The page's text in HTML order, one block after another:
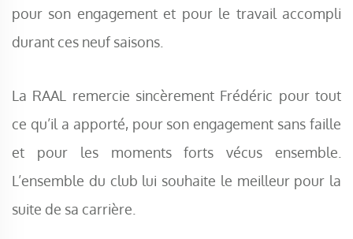
pour son engagement et pour le travail accompli
durant ces neuf saisons.
La RAAL remercie sincèrement Frédéric pour tout
ce qu’il a apporté, pour son engagement sans faille
et pour les moments forts vécus ensemble.
L’ensemble du club lui souhaite le meilleur pour la
suite de sa carrière.